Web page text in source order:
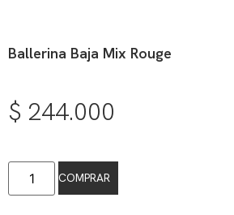
Ballerina Baja Mix Rouge
$ 244.000
COMPRAR